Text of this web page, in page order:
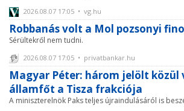
2026.08.07 17:05 • vg.hu
Robbanás volt a Mol pozsonyi
Sérültekről nem tudni.
2026.08.07 17:05 • privatbankar.hu
Magyar Péter: három jelölt közül
államfőt a Tisza frakciója
A miniszterelnök Paks teljes újraindulásáról is